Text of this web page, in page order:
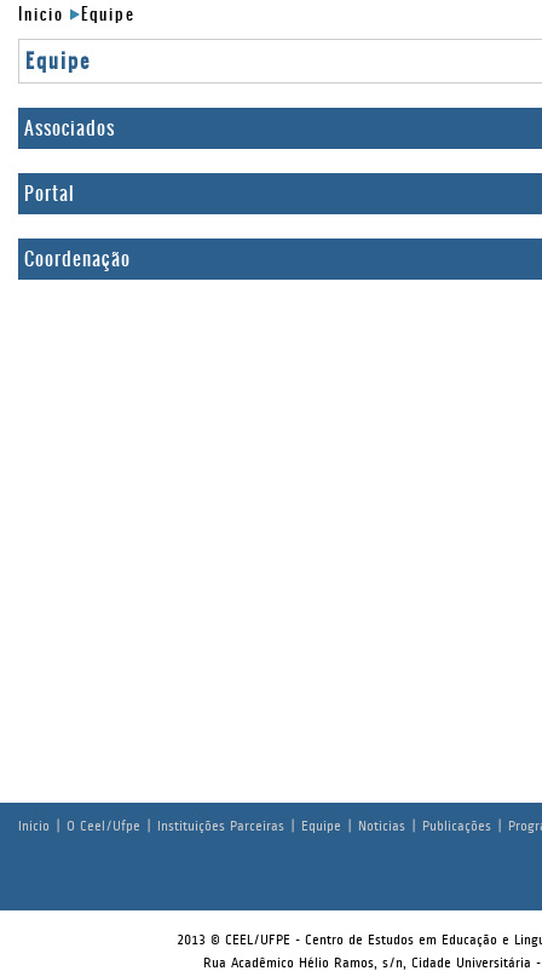
Inicio Equipe
Equipe
Associados
Portal
Coordenação
Inicio O Ceel/Ufpe Instituições Parceiras Equipe Noticias Publicações
2013 © CEEL/UFPE - Centro de Estudos em Educação e
Rua Acadêmico Hélio Ramos, s/n, Cidade